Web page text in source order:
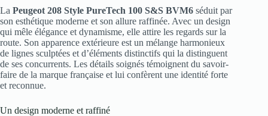
La Peugeot 208 Style PureTech 100 S&S BVM6 séduit par
son esthétique moderne et son allure raffinée. Avec un design
qui mêle élégance et dynamisme, elle attire les regards sur la
route. Son apparence extérieure est un mélange harmonieux
de lignes sculptées et d’éléments distinctifs qui la distinguent
de ses concurrents. Les détails soignés témoignent du savoir-
faire de la marque française et lui confèrent une identité forte
et reconnue.
Un design moderne et raffiné